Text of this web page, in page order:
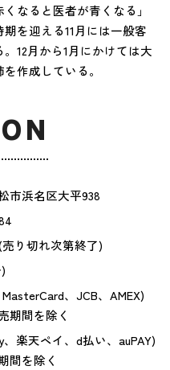
なると医者が青くなる」
を迎える11月には一般客
12月から1月にかけては大
作成している。
市浜名区大平938
り切れ次第終了)
、JCB、AMEX)
期間を除く
、楽天ペイ、d払い、auPAY)
間を除く